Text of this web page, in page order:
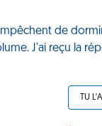
de
J'ai reçu la
TU